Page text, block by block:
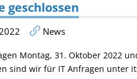
geschlossen
News
Montag, 31. Oktober 2022
sind wir für IT Anfragen unter